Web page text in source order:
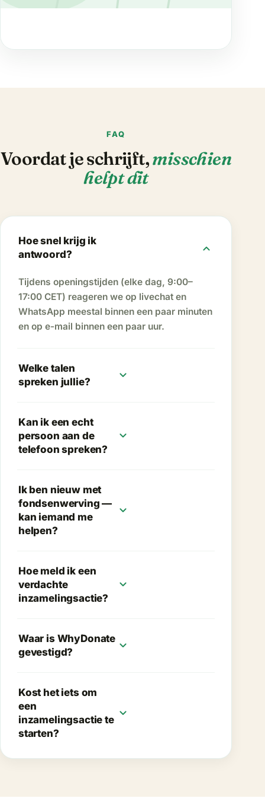
FAQ
Voordat je schrijft,misschien
helpt dit
Hoe snel krijg ik
antwoord?
expand_more
Tijdens openingstijden (elke dag, 9:00–
17:00 CET) reageren we op livechat en
WhatsApp meestal binnen een paar minuten
en op e-mail binnen een paar uur.
Welke talen
spreken jullie?
expand_more
Kan ik een echt
persoon aan de
telefoon spreken?
expand_more
Ik ben nieuw met
fondsenwerving —
kan iemand me
helpen?
expand_more
Hoe meld ik een
verdachte
inzamelingsactie?
expand_more
Waar is WhyDonate
gevestigd?
expand_more
Kost het iets om
een
inzamelingsactie te
starten?
expand_more